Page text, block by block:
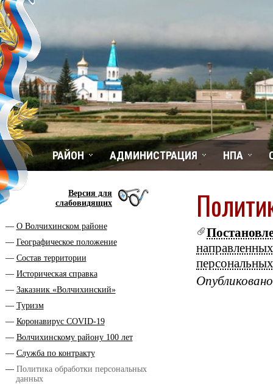
РАЙОН АДМИНИСТРАЦИЯ НПА
Версия для
слабовидящих
О Волчихинском районе
Географическое положение
Состав территории
Историческая справка
Заказник «Волчихинский»
Туризм
Коронавирус COVID-19
Волчихинскому району 100 лет
Служба по контракту
Политика обработки персональных
данных